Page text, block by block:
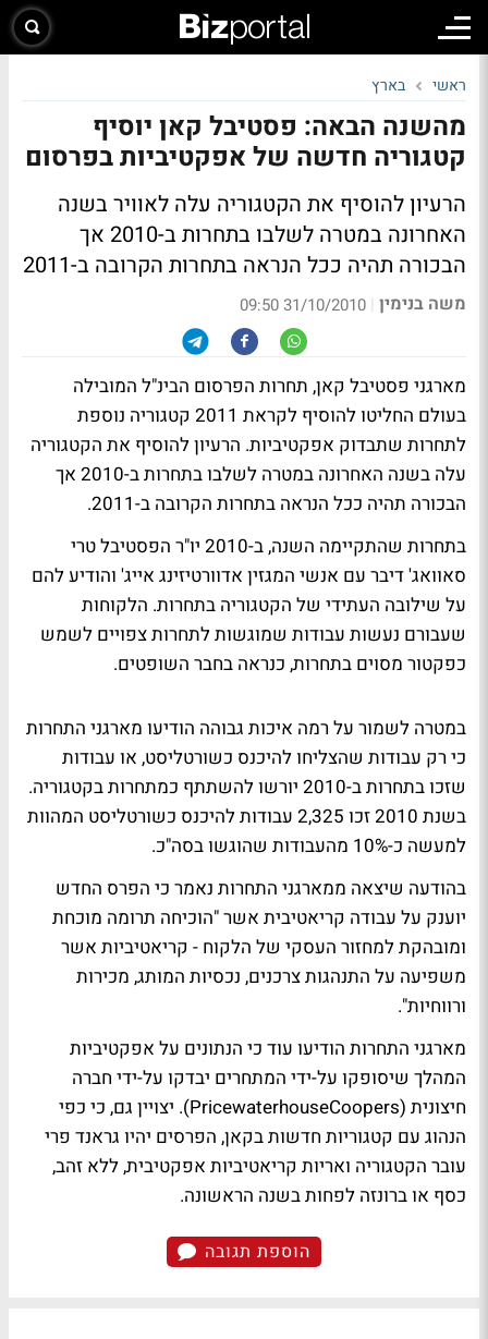
ראשי בארץ
מהשנה הבאה: פסטיבל קאן יוסיף
קטגוריה חדשה של אפקטיביות בפרסום
הרעיון להוסיף את הקטגוריה עלה לאוויר בשנה
האחרונה במטרה לשלבו בתחרות ב-2010 אך
הבכורה תהיה ככל הנראה בתחרות הקרובה ב-2011
משה בנימין |
31/10/2010 09:50
מארגני פסטיבל קאן, תחרות הפרסום הבינ"ל המובילה
בעולם החליטו להוסיף לקראת 2011 קטגוריה נוספת
לתחרות שתבדוק אפקטיביות. הרעיון להוסיף את הקטגוריה
עלה בשנה האחרונה במטרה לשלבו בתחרות ב-2010 אך
הבכורה תהיה ככל הנראה בתחרות הקרובה ב-2011.
בתחרות שהתקיימה השנה, ב-2010 יו"ר הפסטיבל טרי
סאוואג' דיבר עם אנשי המגזין אדוורטיזינג אייג' והודיע להם
על שילובה העתידי של הקטגוריה בתחרות. הלקוחות
שעבורם נעשות עבודות שמוגשות לתחרות צפויים לשמש
כפקטור מסוים בתחרות, כנראה בחבר השופטים.
במטרה לשמור על רמה איכות גבוהה הודיעו מארגני התחרות
כי רק עבודות שהצליחו להיכנס כשורטליסט, או עבודות
שזכו בתחרות ב-2010 יורשו להשתתף כמתחרות בקטגוריה.
בשנת 2010 זכו 2,325 עבודות להיכנס כשורטליסט המהוות
למעשה כ-10% מהעבודות שהוגשו בסה"כ.
בהודעה שיצאה ממארגני התחרות נאמר כי הפרס החדש
יוענק על עבודה קריאטיבית אשר "הוכיחה תרומה מוכחת
ומובהקת למחזור העסקי של הלקוח - קריאטיביות אשר
משפיעה על התנהגות צרכנים, נכסיות המותג, מכירות
ורווחיות".
מארגני התחרות הודיעו עוד כי הנתונים על אפקטיביות
המהלך שיסופקו על-ידי המתחרים יבדקו על-ידי חברה
חיצונית (PricewaterhouseCoopers). יצויין גם, כי כפי
הנהוג עם קטגוריות חדשות בקאן, הפרסים יהיו גראנד פרי
עובר הקטגוריה ואריות קריאטיביות אפקטיבית, ללא זהב,
כסף או ברונזה לפחות בשנה הראשונה.
הוספת תגובה